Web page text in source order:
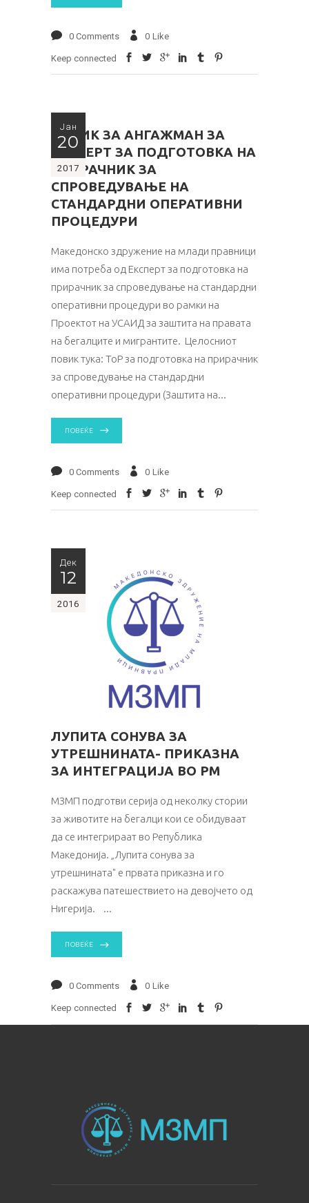
0 Comments 0 Like
Keep connected
Јан
20
2017
ПОВИК ЗА АНГАЖМАН ЗА
ЕКСПЕРТ ЗА ПОДГОТОВКА НА
ПРИРАЧНИК ЗА
СПРОВЕДУВАЊЕ НА
СТАНДАРДНИ ОПЕРАТИВНИ
ПРОЦЕДУРИ
Македонско здружение на млади правници
има потреба од Експерт за подготовка на
прирачник за спроведување на стандардни
оперативни процедури во рамки на
Проектот на УСАИД за заштита на правата
на бегалците и мигрантите. Целосниот
повик тука: ТоР за подготовка на прирачник
за спроведување на стандардни
оперативни процедури (Заштита на
ПОВЕЌЕ
0 Comments 0 Like
Keep connected
Дек
12
2016
ЛУПИТА СОНУВА ЗА
УТРЕШНИНАТА- ПРИКАЗНА
ЗА ИНТЕГРАЦИЈА ВО РМ
МЗМП подготви серија од неколку стории
за животите на бегалци кои се обидуваат
да се интегрираат во Република
Македонија. „Лупита сонува за
утрешнината" е првата приказна и го
раскажува патешествието на девојчето од
Нигерија.
ПОВЕЌЕ
0 Comments 0 Like
Keep connected